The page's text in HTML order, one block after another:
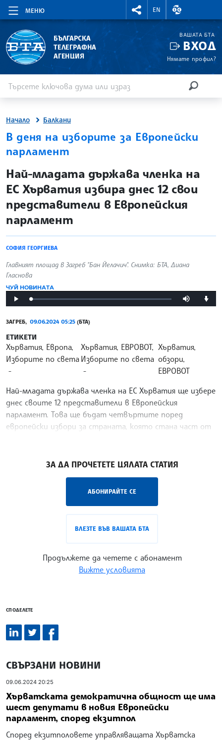
МЕНЮ
RIGHTMENU.SOCIAL
EN
ВАЛУТНИ
БЪЛГАРСКА
ТЕЛЕГРАФНА
АГЕНЦИЯ
ВАШАТА БТА
ВХОД
Нямате профил?
Начало Балкани
В деня на изборите за Европейски
парламент
site.bta
Най-младата държава членка на
ЕС Хърватия избира днес 12 свои
представители в Европейския
парламент
СОФИЯ ГЕОРГИЕВА
Главният площад в Загреб "Бан Йелачич". Снимка: БТА, Диана
Гласнова
ЧУЙ НОВИНАТА
Play Loaded:
0%
Mute
ЗАГРЕБ, 09.06.2024 05:25 (БТА)
ЕТИКЕТИ
Хърватия, Европа,
Изборите по света
Хърватия, ЕВРОВОТ,
Изборите по света
Хърватия,
обзори,
ЕВРОВОТ
Най-младата държава членка на ЕС Хърватия ще избере
днес своите 12 представители в Европейския
парламент. Това ще бъдат четвъртите поред
европейски избори за страната, която стана част от
ЗА ДА ПРОЧЕТЕТЕ ЦЯЛАТА СТАТИЯ
АБОНИРАЙТЕ СЕ
ВЛЕЗТЕ ВЪВ ВАШАТА БТА
Продължете да четете с абонамент
Вижте условията
СПОДЕЛЕТЕ
СВЪРЗАНИ НОВИНИ
09.06.2024 20:25
Хърватската демократична общност ще има
шест депутати в новия Европейски
парламент, според екзитпол
Според екзитполовете управляващата Хърватска